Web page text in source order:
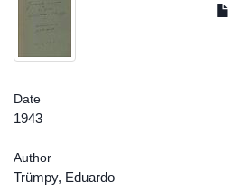
Date
1943
Author
Trümpy, Eduardo